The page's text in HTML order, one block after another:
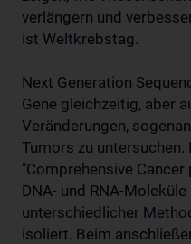
verlängern und
ist Weltkrebstag.
Next Generation
Gene gleichzeitig, aber
Veränderungen,
Tumors zu
"Comprehensive
DNA- und RNA-
unterschiedlicher
isoliert. Beim